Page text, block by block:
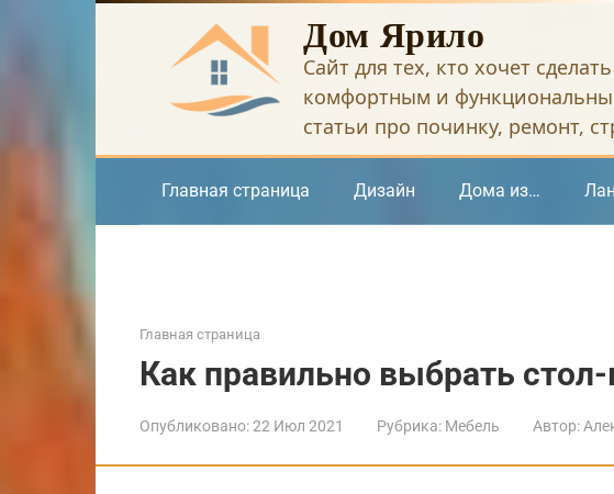
Дом Ярило
Сайт для тех, кто хочет
комфортным и
статьи про починку, ремонт,
Главная страница Дизайн Дома из…
Главная страница
Как правильно выбрать
Опубликовано:22 Июл 2021 Рубрика: Мебель Автор: